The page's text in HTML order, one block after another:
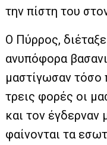
την πίστη του
Ο Πύρρος,
ανυπόφορα
μαστίγωσαν τόσο
τρεις φορές οι
και τον έγδερναν
φαίνονται τα